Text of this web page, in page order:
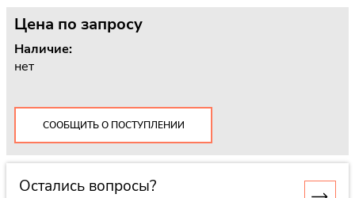
Цена по запросу
Наличие:
нет
СООБЩИТЬ О ПОСТУПЛЕНИИ
Остались вопросы?